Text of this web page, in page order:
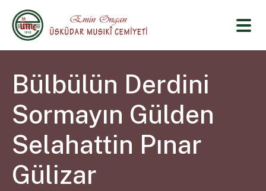
Bülbülün Derdini
Sormayın Gülden
Selahattin Pınar
Gülizar